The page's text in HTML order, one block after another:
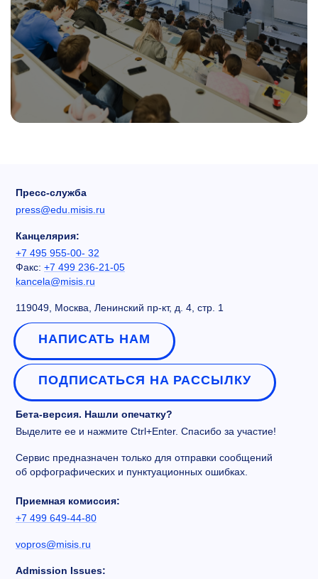
Пресс-служба
press@edu.misis.ru
Канцелярия:
+7 495 955-00- 32
Факс: +7 499 236-21-05
kancela@misis.ru
119049, Москва, Ленинский пр-кт, д. 4, стр. 1
НАПИСАТЬ НАМ
ПОДПИСАТЬСЯ НА РАССЫЛКУ
Бета-версия. Нашли опечатку?
Выделите ее и нажмите Ctrl+Enter. Спасибо за участие!
Сервис предназначен только для отправки сообщений
об орфографических и пунктуационных ошибках.
Приемная комиссия:
+7 499 649-44-80
vopros@misis.ru
Admission Issues: